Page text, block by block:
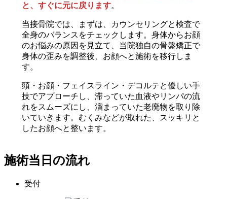
と、すぐに元に戻ります。
当接骨院では、まずは、カウンセリングと検査で
全身のバランスをチェックします。身体からお顔
のお悩みの原因を見立て、当院独自の骨盤矯正で
身体の歪みを調整後、お顔へと施術を移行しま
す。
頭・お顔・フェイスライン・デコルテと優しい手
技でアプローチし、滞っていた血液やリンパの流
れをスムーズにし、溜まっていた老廃物を取り除
いていきます。むくみなどが取れた、スッキリと
したお顔へと整います。
施術当日の流れ
受付